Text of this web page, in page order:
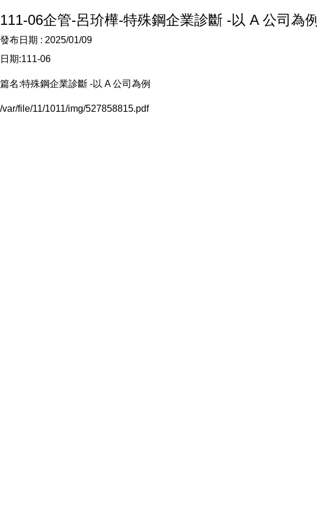
111-06企管-呂玠樺-特殊鋼企業診斷 -以 A 公司為例
發布日期 : 2025/01/09
日期:111-06
篇名:特殊鋼企業診斷 -以 A 公司為例
/var/file/11/1011/img/527858815.pdf